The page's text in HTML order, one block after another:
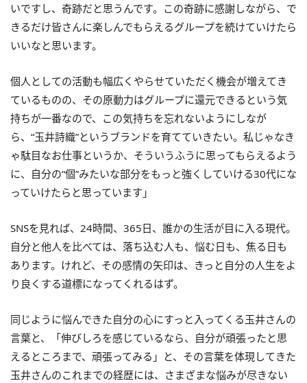
いですし、奇跡だと思うんです。この奇跡に感謝しながら、で
きるだけ皆さんに楽しんでもらえるグループを続けていけたら
いいなと思います。
個人としての活動も幅広くやらせていただく機会が増えてき
ているものの、その原動力はグループに還元できるという気
持ちが一番なので、この気持ちを忘れないようにしなが
ら、“玉井詩織”というブランドを育てていきたい。私じゃなき
ゃ駄目なお仕事というか、そういうふうに思ってもらえるよう
に、自分の“個”みたいな部分をもっと強くしていける30代にな
っていけたらと思っています」
SNSを見れば、24時間、365日、誰かの生活が目に入る現代。
自分と他人を比べては、落ち込む人も、悩む日も、焦る日も
あります。けれど、その感情の矢印は、きっと自分の人生をよ
り良くする道標になってくれるはず。
同じように悩んできた自分の心にすっと入ってくる玉井さんの
言葉と、「伸びしろを感じているなら、自分が頑張ったと思
えるところまで、頑張ってみる」と、その言葉を体現してきた
玉井さんのこれまでの経歴には、さまざまな悩みが尽きない